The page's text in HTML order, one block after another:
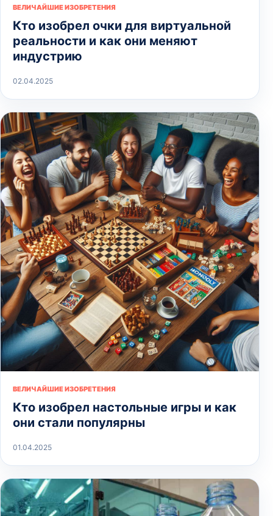
ВЕЛИЧАЙШИЕ ИЗОБРЕТЕНИЯ
Кто изобрел очки для виртуальной
реальности и как они меняют
индустрию
02.04.2025
ВЕЛИЧАЙШИЕ ИЗОБРЕТЕНИЯ
Кто изобрел настольные игры и как
они стали популярны
01.04.2025